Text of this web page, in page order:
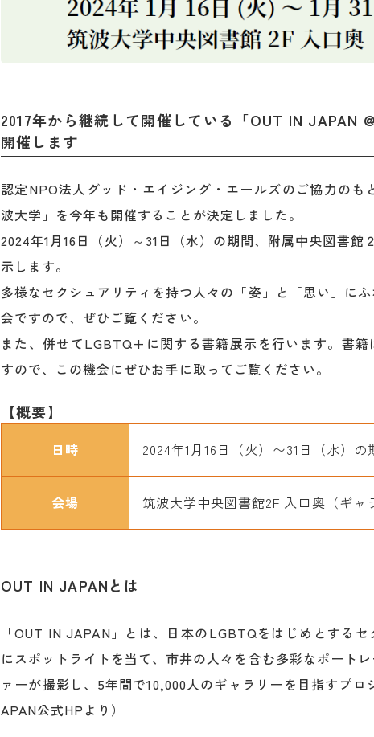
2017年から継続して開催している「OUT IN JAPAN
開催します
認定NPO法人グッド・エイジング・エールズのご協力のも
波大学」を今年も開催することが決定しました。
2024年1月16日（火）～31日（水）の期間、附属中央図書館
示します。
多様なセクシュアリティを持つ人々の「姿」と「思い」に
会ですので、ぜひご覧ください。
また、併せてLGBTQ+に関する書籍展示を行います。書籍
すので、この機会にぜひお手に取ってご覧ください。
【概要】
日時 2024年1月16日（火）〜31日（水）
会場 筑波大学中央図書館2F 入口奥（ギャ
OUT IN JAPANとは
「OUT IN JAPAN」とは、日本のLGBTQをはじめとする
にスポットライトを当て、市井の人々を含む多彩なポート
ァーが撮影し、5年間で10,000人のギャラリーを目指すプ
APAN公式HPより）